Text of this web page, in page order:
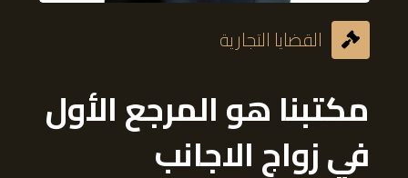
القضايا التجارية
مكتبنا هو المرجع الأول
في زواجالاجانب